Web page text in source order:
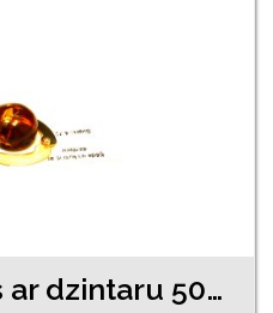
Ķēde un kulons ar dzintaru 501-5263